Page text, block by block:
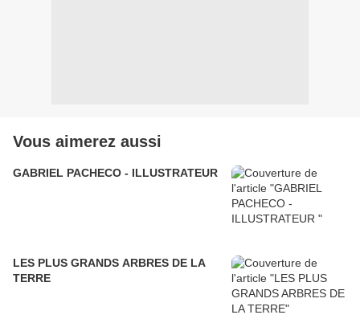
Vous aimerez aussi
GABRIEL PACHECO - ILLUSTRATEUR
LES PLUS GRANDS ARBRES DE LA
TERRE